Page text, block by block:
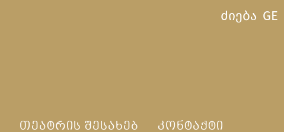
GE
ძიება
ᲗᲔᲐᲢᲠᲘᲡ ᲨᲔᲡᲐᲮᲔᲑ ᲙᲝᲜᲢᲐᲥᲢᲘ